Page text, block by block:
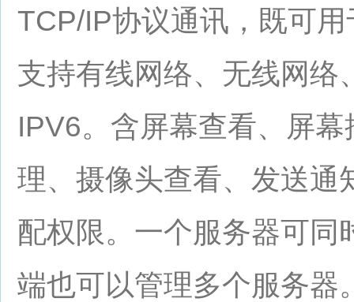
TCP/IP协议通讯，既可
支持有线网络、无线网络
IPV6。含屏幕查看、屏
理、摄像头查看、发送通
配权限。一个服务器可同
端也可以管理多个服务器